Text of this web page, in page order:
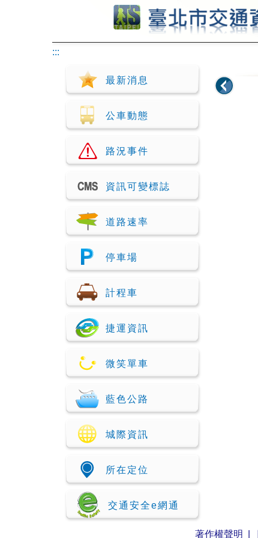
:::
最新消息
公車動態
路況事件
資訊可變標誌
道路速率
停車場
計程車
捷運資訊
微笑單車
藍色公路
城際資訊
所在定位
交通安全e網通
著作權聲明